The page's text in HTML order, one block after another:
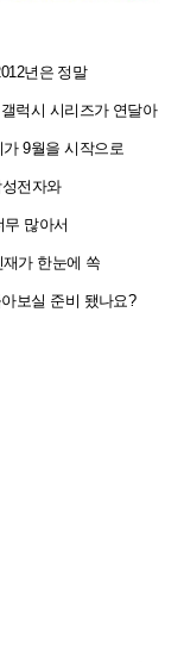
년은 정말
럭시 시리즈가 연달아
9월을 시작으로
전자와
많아서
가 한눈에 쏙
보실 준비 됐나요?